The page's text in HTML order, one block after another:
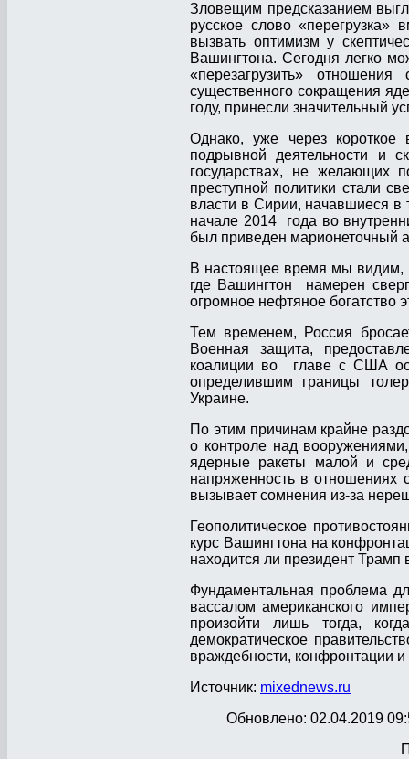
Зловещим предсказанием
русское слово «перегрузка»
вызвать оптимизм у
Вашингтона. Сегодня легко
«перезагрузить»
существенного сокращения
году, принесли значительный
Однако, уже через короткое
подрывной деятельности и
государствах, не желающих
преступной политики стали
власти в Сирии, начавшиеся
начале 2014 года во
был приведен марионеточный
В настоящее время мы видим,
где Вашингтон намерен
огромное нефтяное богатство
Тем временем, Россия
Военная защита,
коалиции во главе с США
определившим границы
Украине.
По этим причинам крайне
о контроле над
ядерные ракеты малой и
напряженность в отношениях
вызывает сомнения из-за
Геополитическое
курс Вашингтона на
находится ли президент
Фундаментальная проблема
вассалом американского
произойти лишь тогда,
демократическое
враждебности, конфронтации
Источник: mixednews.ru
Обновлено: 02.04.2019